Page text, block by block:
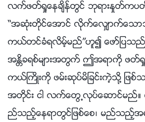
လက္ဖတ္ရႈေနခ်ိန္တြင္ ဘုရားႏႈတ္က
“အဆုံးတိုင္ေအာင္ လိုက္ေလွ်ာက္ေသ
ကယ္တင္ခံရလိမ့္မည္”ဟူ၍ ေဖာ္ျပသည္
အႏၲိခရစ္မ်ားအတြက္ ဤအရာကို ဖတ္
ကယ္ႀကိဳးကို ဖမ္းဆုပ္မိျခင္းကဲ့သို႔ ျဖစ္
အတိုင္း ငါ လက္ေတြ႕လုပ္ေဆာင္မည္
ည္သည့္ေနရာတြင္ျဖစ္ေစ၊ မည္သည့္အ